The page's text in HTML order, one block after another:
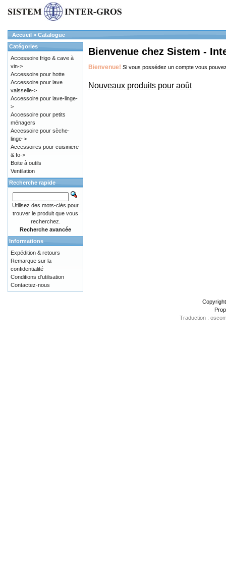
Accueil » Catalogue
Bienvenue chez Sistem -
Bienvenue! Si vous possédez un compte vous
Nouveaux produits pour août
Catégories
Accessoire frigo & cave à
vin->
Accessoire pour hotte
Accessoire pour lave
vaisselle->
Accessoire pour lave-linge-
>
Accessoire pour petits
ménagers
Accessoire pour sèche-
linge->
Accessoires pour cuisiniere
& fo->
Boite à outils
Ventilation
Recherche rapide
Utilisez des mots-clés pour
trouver le produit que vous
recherchez.
Recherche avancée
Informations
Expédition & retours
Remarque sur la
confidentialité
Conditions d'utilisation
Contactez-nous
Traduction :